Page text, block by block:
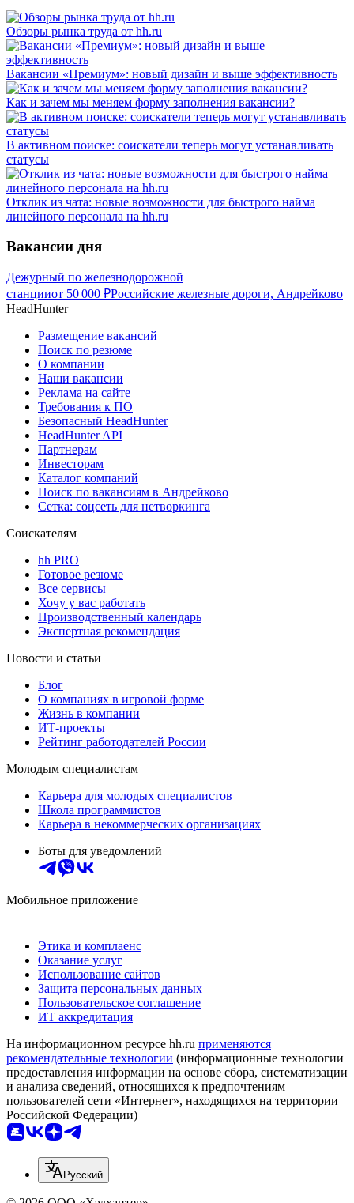
Обзоры рынка труда от hh.ru
Вакансии «Премиум»: новый дизайн и выше эффективность
Как и зачем мы меняем форму заполнения вакансии?
В активном поиске: соискатели теперь могут устанавливать
статусы
Отклик из чата: новые возможности для быстрого найма
линейного персонала на hh.ru
Вакансии дня
Дежурный по железнодорожной
станцииот 50 000 ₽Российские железные дороги, Андрейково
HeadHunter
Размещение вакансий
Поиск по резюме
О компании
Наши вакансии
Реклама на сайте
Требования к ПО
Безопасный HeadHunter
HeadHunter API
Партнерам
Инвесторам
Каталог компаний
Поиск по вакансиям в Андрейково
Сетка: соцсеть для нетворкинга
Соискателям
hh PRO
Готовое резюме
Все сервисы
Хочу у вас работать
Производственный календарь
Экспертная рекомендация
Новости и статьи
Блог
О компаниях в игровой форме
Жизнь в компании
ИТ-проекты
Рейтинг работодателей России
Молодым специалистам
Карьера для молодых специалистов
Школа программистов
Карьера в некоммерческих организациях
Боты для уведомлений
Мобильное приложение
Этика и комплаенс
Оказание услуг
Использование сайтов
Защита персональных данных
Пользовательское соглашение
ИТ аккредитация
На информационном ресурсе hh.ru применяются
рекомендательные технологии (информационные технологии
предоставления информации на основе сбора, систематизации
и анализа сведений, относящихся к предпочтениям
пользователей сети «Интернет», находящихся на территории
Российской Федерации)
Русский